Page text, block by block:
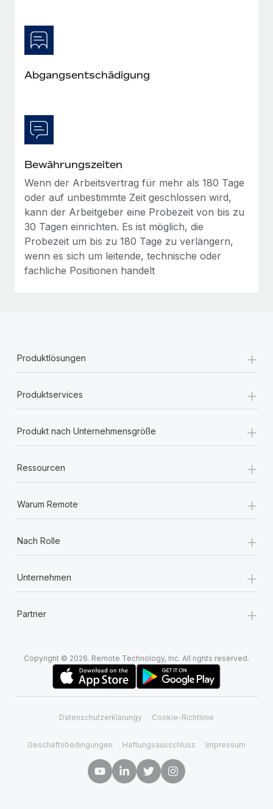
Abgangsentschädigung
Bewährungszeiten
Wenn der Arbeitsvertrag für mehr als 180 Tage
oder auf unbestimmte Zeit geschlossen wird,
kann der Arbeitgeber eine Probezeit von bis zu
30 Tagen einrichten. Es ist möglich, die
Probezeit um bis zu 180 Tage zu verlängern,
wenn es sich um leitende, technische oder
fachliche Positionen handelt
Produktlösungen +
Produktservices +
Produkt nach Unternehmensgröße +
Ressourcen +
Warum Remote +
Nach Rolle +
Unternehmen +
Partner +
Copyright © 2026. Remote Technology, Inc. All rights reserved.
Datenschutzerklärungy Cookie-Richtlinie
Geschäftsbedingungen Haftungsausschluss Impressum